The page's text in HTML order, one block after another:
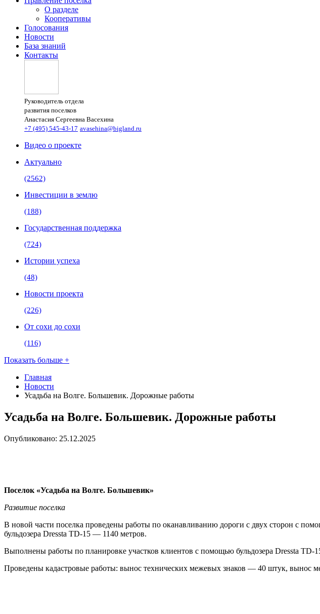
О разделе
Кооперативы
Голосования
Новости
База знаний
Контакты
Руководитель отдела
развития поселков
Анастасия Сергеевна Васехина
+7 (495) 545-43-17 avasehina@bigland.ru
Видео о проекте
Актуально
(2562)
Инвестиции в землю
(188)
Государственная поддержка
(724)
Истории успеха
(48)
Новости проекта
(226)
От сохи до сохи
(116)
Показать больше +
Главная
Новости
Усадьба на Волге. Большевик. Дорожные работы
Усадьба на Волге. Большевик. Дорожные работы
Опубликовано: 25.12.2025
Поселок «Усадьба на Волге. Большевик»
Развитие поселка
В новой части поселка проведены работы по оканавливанию дороги с двух сторон с
бульдозера Dressta TD-15 — 1140 метров.
Выполнены работы по планировке участков клиентов с помощью бульдозера Dressta TD-
Проведены кадастровые работы: вынос технических межевых знаков — 40 штук,